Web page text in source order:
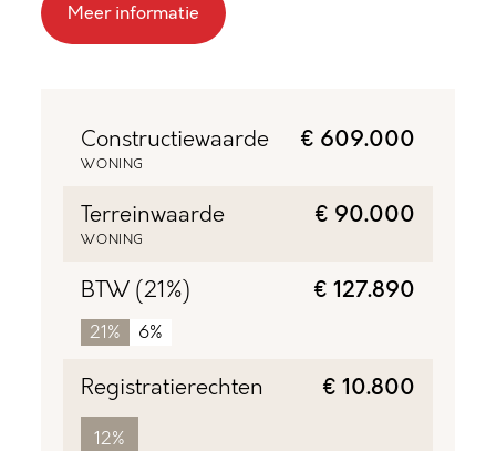
Meer informatie
Constructiewaarde
WONING
€ 609.000
Terreinwaarde
WONING
€ 90.000
BTW (21%)
21% 6%
€ 127.890
Registratierechten
12%
€ 10.800